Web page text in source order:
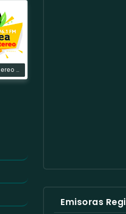
Orquidea Stereo Caqueta
Emisoras